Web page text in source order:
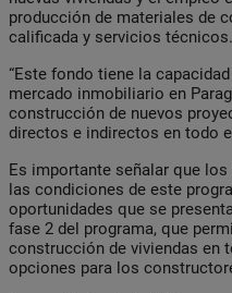
producción de materiales de
calificada y servicios técnicos.
“Este fondo tiene la
mercado inmobiliario en
construcción de nuevos
directos e indirectos en todo
Es importante señalar que
las condiciones de este
oportunidades que se
fase 2 del programa, que
construcción de viviendas en
opciones para los